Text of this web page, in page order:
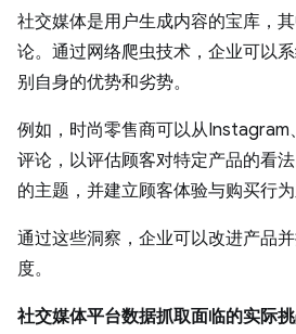
社交媒体是用户生成内容的宝库，
论。通过网络爬虫技术，企业可以
别自身的优势和劣势。
例如，时尚零售商可以从
评论，以评估顾客对特定产品的看
的主题，并建立顾客体验与购买行为
通过这些洞察，企业可以改进产品
度。
社交媒体平台数据抓取面临的实际